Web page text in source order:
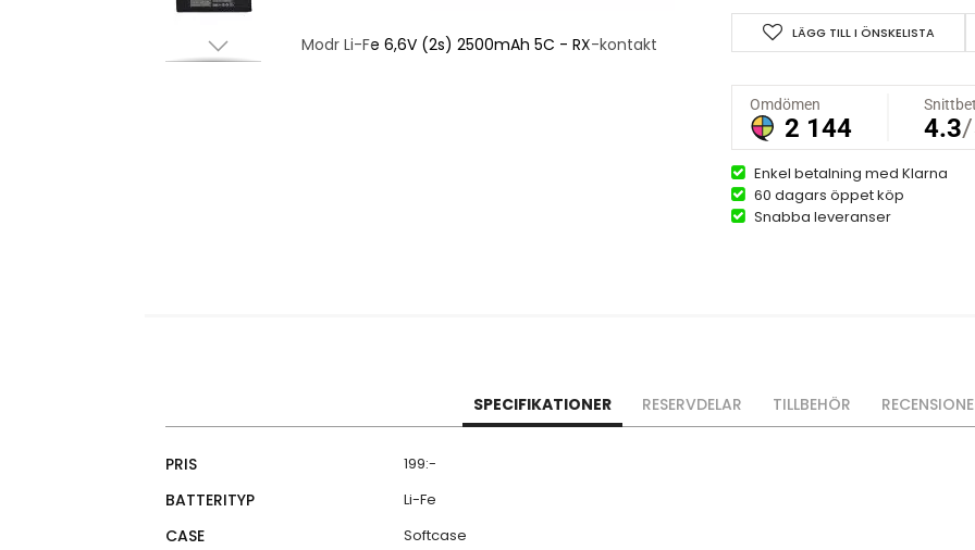
Modr Li-Fe 6,6V (2s) 2500mAh 5C - RX-kontakt
LÄGG TILL I ÖNSKELISTA
Enkel betalning med Klarna
60 dagars öppet köp
Snabba leveranser
SPECIFIKATIONER
Specifikationer
PRIS 199:-
BATTERITYP Li-Fe
CASE Softcase
RESERVDELAR TILLBEHÖR